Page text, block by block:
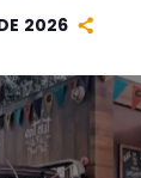
2026